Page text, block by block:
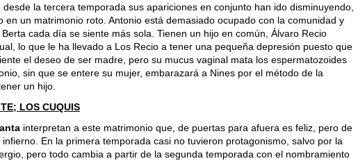
la tercera temporada sus apariciones en conjunto han ido disminuyendo,
en un matrimonio roto. Antonio está demasiado ocupado con la comunidad y
cada día se siente más sola. Tienen un hijo en común, Álvaro Recio
lo que le ha llevado a Los Recio a tener una pequeña depresión puesto que
el deseo de ser madre, pero su mucus vaginal mata los espermatozoides
sin que se entere su mujer, embarazará a Nines por el método de la
un hijo.
LOS CUQUIS
interpretan a este matrimonio que, de puertas para afuera es feliz, pero de
En la primera temporada casi no tuvieron protagonismo, salvo por la
pero todo cambia a partir de la segunda temporada con el nombramiento